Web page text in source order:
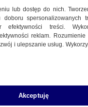
wkroczył na
w Rosji.
lub dostęp do nich.
spersonalizowanych
efektywności treści.
reklam.
i ulepszanie usług.
Akceptuję